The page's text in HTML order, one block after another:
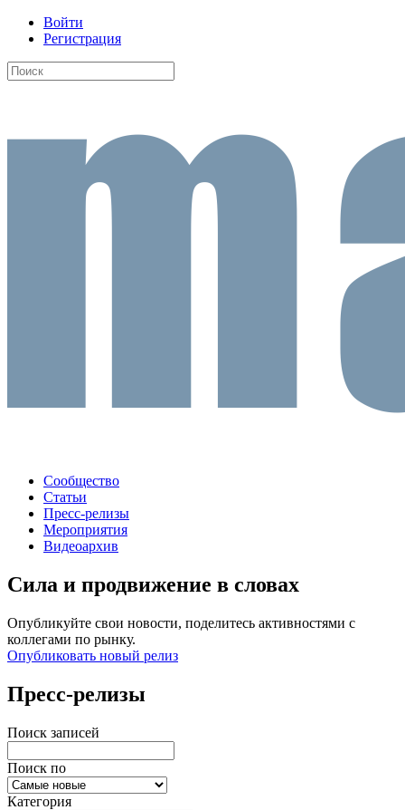
Войти
Регистрация
Сообщество
Статьи
Пресс-релизы
Мероприятия
Видеоархив
Сила и продвижение в словах
Опубликуйте свои новости, поделитесь активностями с
коллегами по рынку.
Опубликовать новый релиз
Пресс-релизы
Поиск записей
Поиск по
Категория